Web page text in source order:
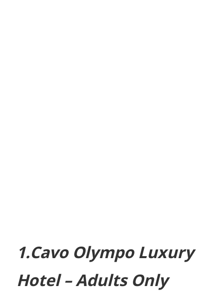
1.Cavo Olympo Luxury
Hotel – Adults Only